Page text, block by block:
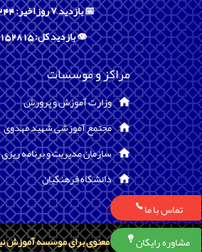
📅 بازدید ۷ روز اخیر: 9244
👁️ بازدید کل: 152815
مراکز و موسسات
وزارت آموزش و پرورش
مجتمع آموزشی شهید مهدوی
سازمان مدیریت و برنامه
دانشگاه فرهنگیان
تمامی حقوق مادی و معنوی برای موسسه آموزش
تماس با ما
مشاوره رایگان